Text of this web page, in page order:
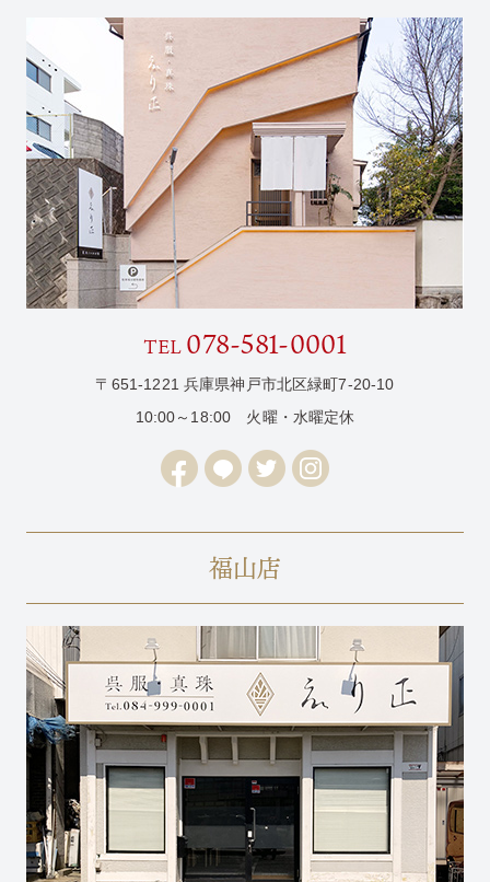
TEL 078-581-0001
〒651-1221 兵庫県神戸市北区緑町7-20-10
10:00～18:00 火曜・水曜定休
福山店